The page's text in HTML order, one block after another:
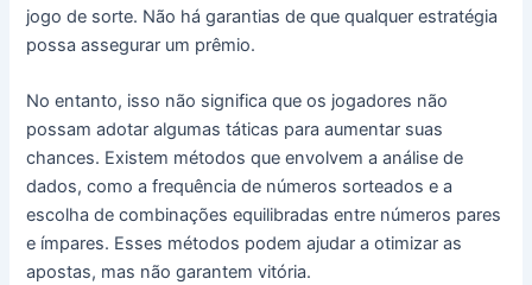
jogo de sorte. Não há garantias de que qualquer estratégia
possa assegurar um prêmio.
No entanto, isso não significa que os jogadores não
possam adotar algumas táticas para aumentar suas
chances. Existem métodos que envolvem a análise de
dados, como a frequência de números sorteados e a
escolha de combinações equilibradas entre números pares
e ímpares. Esses métodos podem ajudar a otimizar as
apostas, mas não garantem vitória.